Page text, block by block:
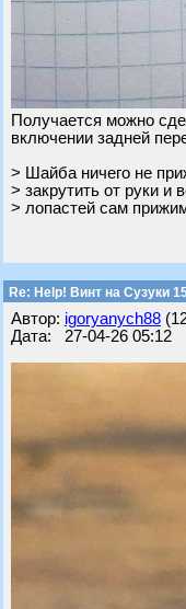
Получается можно
включении задней
> Шайба ничего не
> закрутить от руки и
> лопастей сам
Re: Help! Винт на Сузуки
Автор: igoryanych88
Дата: 27-04-26 05:12